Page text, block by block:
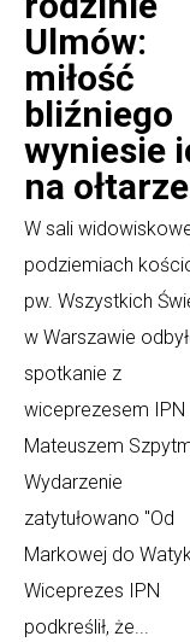
Ulmów:
miłość
bliźniego
wyniesie
na ołtarze
W sali
podziemiach
pw. Wszystkich
w Warszawie
spotkanie z
wiceprezesem IPN
Mateuszem
Wydarzenie
zatytułowano "Od
Markowej do
Wiceprezes IPN
podkreślił, że...